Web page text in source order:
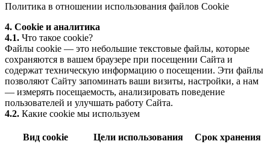
Политика в отношении использования файлов Cookie
4. Cookie и аналитика
4.1. Что такое cookie?
Файлы cookie — это небольшие текстовые файлы, которые
сохраняются в вашем браузере при посещении Сайта и
содержат техническую информацию о посещении. Эти файлы
позволяют Сайту запоминать ваши визиты, настройки, а нам
— измерять посещаемость, анализировать поведение
пользователей и улучшать работу Сайта.
4.2. Какие cookie мы используем
Вид cookie Цели использования Срок хранения